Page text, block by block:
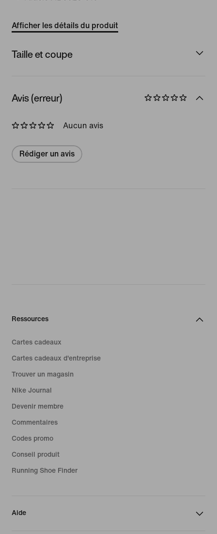
Afficher les détails du produit
Taille et coupe
Avis (erreur)
Aucun avis
Rédiger un avis
Ressources
Cartes cadeaux
Cartes cadeaux d'entreprise
Trouver un magasin
Nike Journal
Devenir membre
Commentaires
Codes promo
Conseil produit
Running Shoe Finder
Aide